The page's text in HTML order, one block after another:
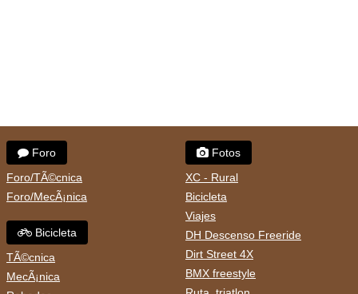
Foro
Foro/TÃ©cnica
Foro/MecÃ¡nica
Bicicleta
TÃ©cnica
MecÃ¡nica
Fotos
XC - Rural
Bicicleta
Viajes
DH Descenso Freeride
Dirt Street 4X
BMX freestyle